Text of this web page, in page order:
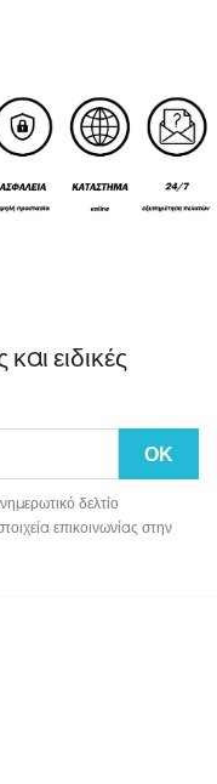
ειδικές
δελτίο
επικοινωνίας στην